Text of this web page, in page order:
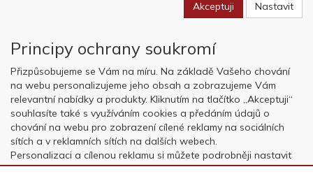
Copyright © OK AVIATION Base, s.r.o. 2022, powered byABRA E-
shop
Akceptuji Nastavit
Principy ochrany soukromí
Přizpůsobujeme se Vám na míru. Na základě Vašeho chování
na webu personalizujeme jeho obsah a zobrazujeme Vám
relevantní nabídky a produkty. Kliknutím na tlačítko „Akceptuji“
souhlasíte také s využíváním cookies a předáním údajů o
chování na webu pro zobrazení cílené reklamy na sociálních
sítích a v reklamních sítích na dalších webech.
Personalizaci a cílenou reklamu si můžete podrobněji nastavit
nebo kdykoli vypnout po kliknutí na tlačítko „Nastavit“.